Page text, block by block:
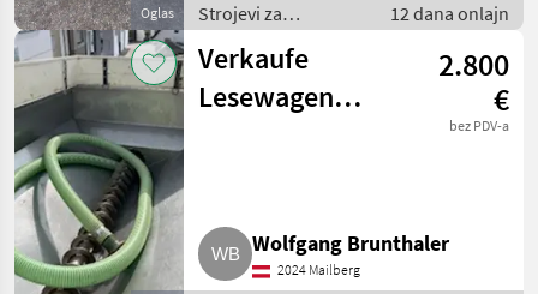
Oglas
Strojevi za
vinogradarstvo /
Ostali strojevi za
vinogradarstvo
12 dana onlajn
Verkaufe
Lesewagen
2.800
€
bez PDV-a
Wolfgang Brunthaler
2024 Mailberg